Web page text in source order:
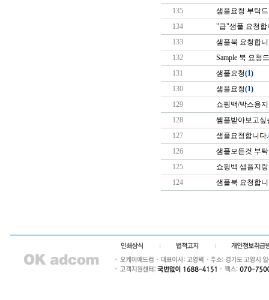
135
샘플요청 부탁
134
"급"샘풀 요청합
133
샘플북 요청합
132
Sample 북 요청
131
샘플요청(1)
130
샘플요청(1)
129
쇼핑백/박스용
128
쌤플받아보고싶
127
샘플요청합니다.
126
샘플모든것 부
125
쇼핑백 샘플지
124
샘플북 요청합